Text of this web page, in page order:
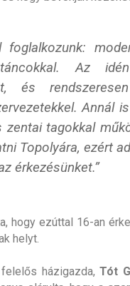
Az
és
Annál
tagokkal
Topolyára, ezért
érkezésünket.”
hogy ezúttal 16-an
helyt.
házigazda,Tót